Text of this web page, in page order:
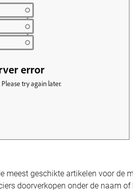
meest geschikte artikelen voor
doorverkopen onder de naam